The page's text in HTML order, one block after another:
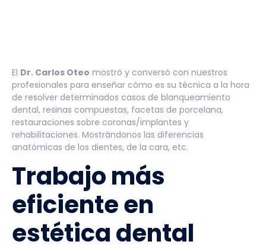
El Dr. Carlos Oteo mostró y conversó con nuestros
profesionales para enseñar cómo es su técnica a la hora
de resolver determinados casos de blanqueamiento
dental, resinas compuestas, facetas de porcelana,
restauraciones sobre coronas/implantes y
rehabilitaciones. Mostrándonos las diferencias
anatómicas de los dientes, de la cara, etc.
Trabajo más
eficiente en
estética dental